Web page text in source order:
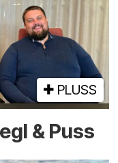
PLUSS
& Puss